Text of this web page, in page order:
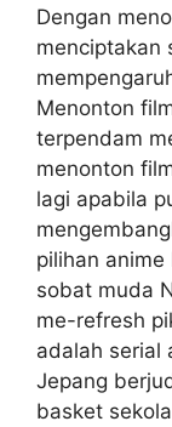
Dengan
menciptakan
Menonton
terpendam
menonton
lagi apabila
pilihan
sobat muda
me-refresh
adalah serial
Jepang
basket